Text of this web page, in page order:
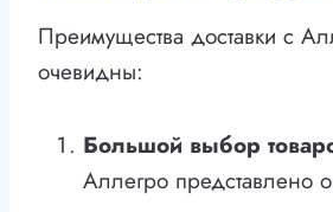
Преимущества доставки с
очевидны:
Большой выбор
Аллегро представлено